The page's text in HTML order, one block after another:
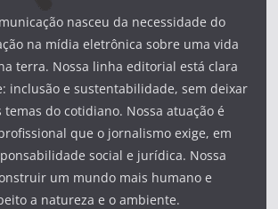
nasceu da necessidade do
na mídia eletrônica sobre uma vida
terra. Nossa linha editorial está clara
inclusão e sustentabilidade, sem deixar
do cotidiano. Nossa atuação é
que o jornalismo exige, em
social e jurídica. Nossa
um mundo mais humano e
a natureza e o ambiente.